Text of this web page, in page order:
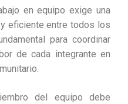
en equipo exige una
eficiente entre todos los
para coordinar
de cada integrante en
del equipo debe